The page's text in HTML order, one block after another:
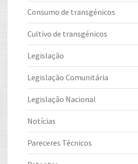
Consumo de transgénicos
Cultivo de transgénicos
Legislação
Legislação Comunitária
Legislação Nacional
Notícias
Pareceres Técnicos